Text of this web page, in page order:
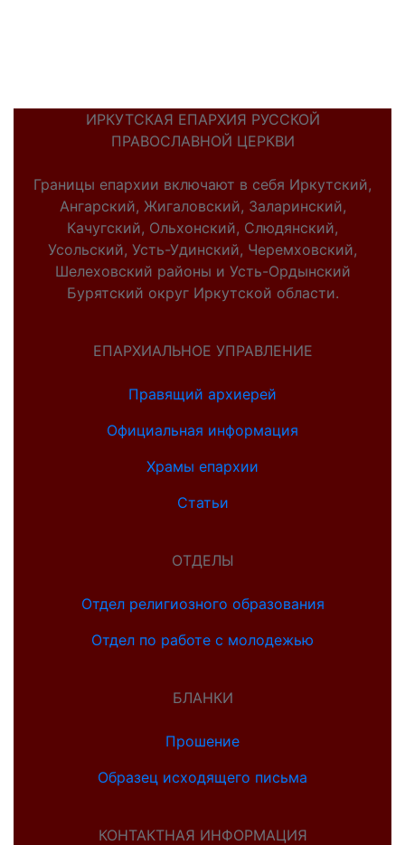
ИРКУТСКАЯ ЕПАРХИЯ РУССКОЙ
ПРАВОСЛАВНОЙ ЦЕРКВИ
Границы епархии включают в себя Иркутский,
Ангарский, Жигаловский, Заларинский,
Качугский, Ольхонский, Слюдянский,
Усольский, Усть-Удинский, Черемховский,
Шелеховский районы и Усть-Ордынский
Бурятский округ Иркутской области.
ЕПАРХИАЛЬНОЕ УПРАВЛЕНИЕ
Правящий архиерей
Официальная информация
Храмы епархии
Статьи
ОТДЕЛЫ
Отдел религиозного образования
Отдел по работе с молодежью
БЛАНКИ
Прошение
Образец исходящего письма
КОНТАКТНАЯ ИНФОРМАЦИЯ